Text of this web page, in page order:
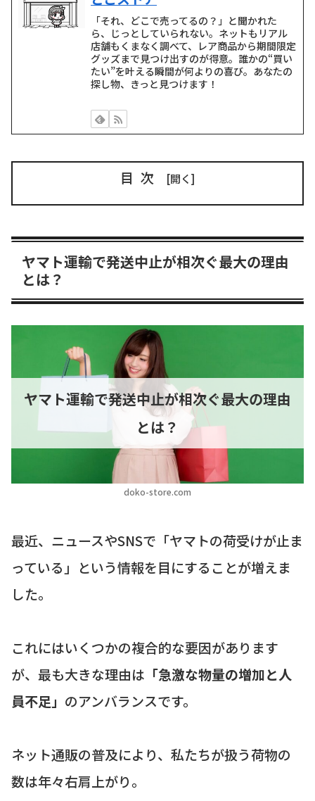
「それ、どこで売ってるの？」と聞かれた
ら、じっとしていられない。ネットもリアル
店舗もくまなく調べて、レア商品から期間限定
グッズまで見つけ出すのが得意。誰かの“買い
たい”を叶える瞬間が何よりの喜び。あなたの
探し物、きっと見つけます！
目次
ヤマト運輸で発送中止が相次ぐ最大の理由
とは？
doko-store.com
ヤマト運輸で発送中止が相次ぐ最大の理由
とは？
最近、ニュースやSNSで「ヤマトの荷受けが止ま
っている」という情報を目にすることが増えま
した。
これにはいくつかの複合的な要因があります
が、最も大きな理由は 「急激な物量の増加と人
員不足」 のアンバランスです。
ネット通販の普及により、私たちが扱う荷物の
数は年々右肩上がり。